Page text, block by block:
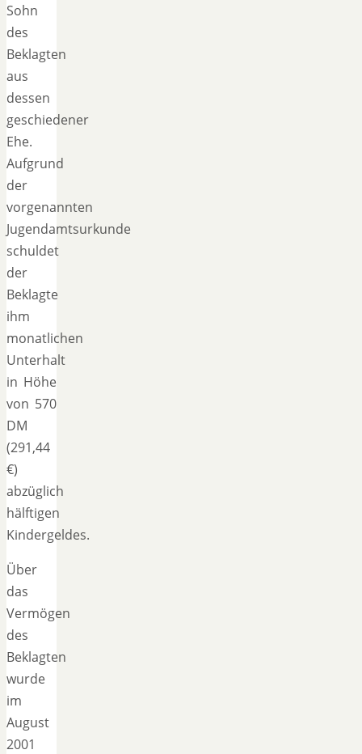
Sohn
des
Beklagten
aus
dessen
geschiedener
Ehe.
Aufgrund
der
vorgenannten
Jugendamtsurkunde
schuldet
der
Beklagte
ihm
monatlichen
Unterhalt
in Höhe
von 570
DM
(291,44
€)
abzüglich
hälftigen
Kindergeldes.
Über
das
Vermögen
des
Beklagten
wurde
im
August
2001